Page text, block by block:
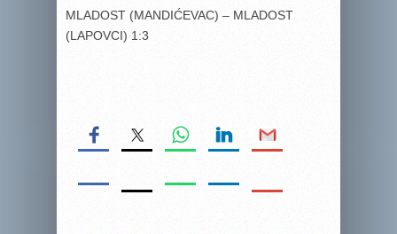
MLADOST (MANDIĆEVAC) – MLADOST
(LAPOVCI) 1:3